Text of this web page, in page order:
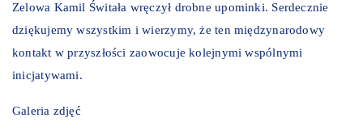
Zelowa Kamil Świtała wręczył drobne upominki. Serdecznie
dziękujemy wszystkim i wierzymy, że ten międzynarodowy
kontakt w przyszłości zaowocuje kolejnymi wspólnymi
inicjatywami.
Galeria zdjęć